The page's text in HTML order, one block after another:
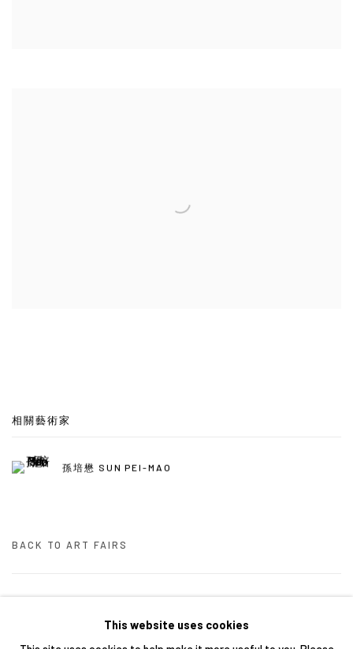
相關藝術家
孫培懋 SUN PEI-MAO
BACK TO ART FAIRS
This website uses cookies